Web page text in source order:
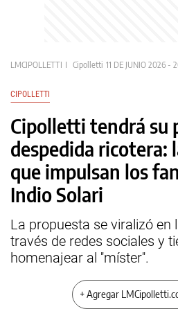
LMCIPOLLETTI Cipolletti 11 DE JUNIO 2026 -
CIPOLLETTI
Cipolletti tendrá su
despedida ricotera:
que impulsan los
Indio Solari
La propuesta se viralizó en
través de redes sociales y
homenajear al ''míster''.
+ Agregar